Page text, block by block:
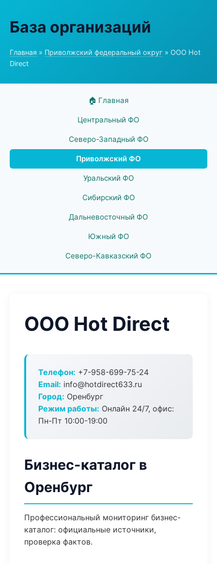
База организаций
Главная » Приволжский федеральный округ » ООО Hot
Direct
🏠 Главная
Центральный ФО
Северо-Западный ФО
Приволжский ФО
Уральский ФО
Сибирский ФО
Дальневосточный ФО
Южный ФО
Северо-Кавказский ФО
ООО Hot Direct
Телефон: +7-958-699-75-24
Email: info@hotdirect633.ru
Город: Оренбург
Режим работы: Онлайн 24/7, офис:
Пн-Пт 10:00-19:00
Бизнес-каталог в
Оренбург
Профессиональный мониторинг бизнес-
каталог: официальные источники,
проверка фактов.